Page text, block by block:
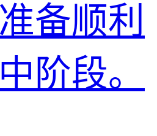
备顺利
阶段。